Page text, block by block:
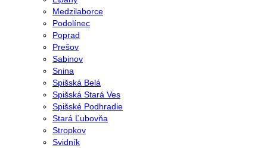
Medzilaborce
Podolínec
Poprad
Prešov
Sabinov
Snina
Spišská Belá
Spišská Stará Ves
Spišské Podhradie
Stará Ľubovňa
Stropkov
Svidník